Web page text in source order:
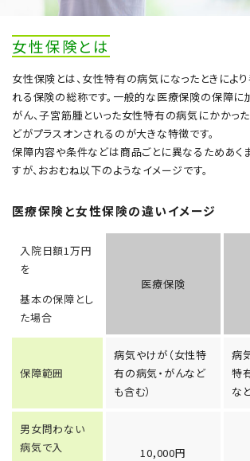
女性保険とは
女性保険とは、女性特有の病気になったときによ
れる保険の総称です。一般的な医療保険の保障に
がん、子宮筋腫といった女性特有の病気にかかっ
どがプラスオンされるのが大きな特徴です。
保障内容や条件などは商品ごとに異なるためあく
すが、おおむね以下のようなイメージです。
医療保険と女性保険の違いイメージ
入院日額1万円
を
基本の保障とし
た場合
医療保険
保障範囲
病気やけが（女性特
有の病気・がんなど
も含む）
病
特
な
男女問わない
病気で入
10,000円